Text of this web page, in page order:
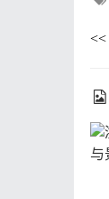
<<